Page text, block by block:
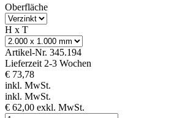
Oberfläche
H x T
Artikel-Nr. 345.194
Lieferzeit 2-3 Wochen
€ 73,78
inkl. MwSt.
inkl. MwSt.
€ 62,00 exkl. MwSt.